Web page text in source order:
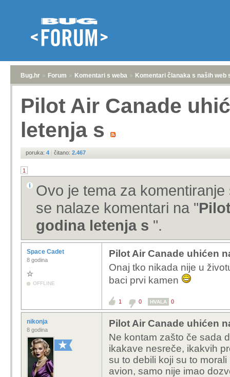
Bug.hr » Forum » Komentari s weba » Komentari članaka s naših web
Pilot Air Canade
letenja s
poruka: 4 | čitano: 2.467
1
Ovo je tema za
se nalaze komentari na "
godina letenja s ".
Space Cadet
8 godina
OFFLINE
Pilot Air Canade uhićen
Onaj tko nikada nije u
baci prvi kamen
1 0 HVALA 0
nikonja
8 godina
Pilot Air Canade uhićen
Ne kontam zašto če sada
ikakave nesreče, ikakvih
su to debili koji su to
avion, samo nije imao